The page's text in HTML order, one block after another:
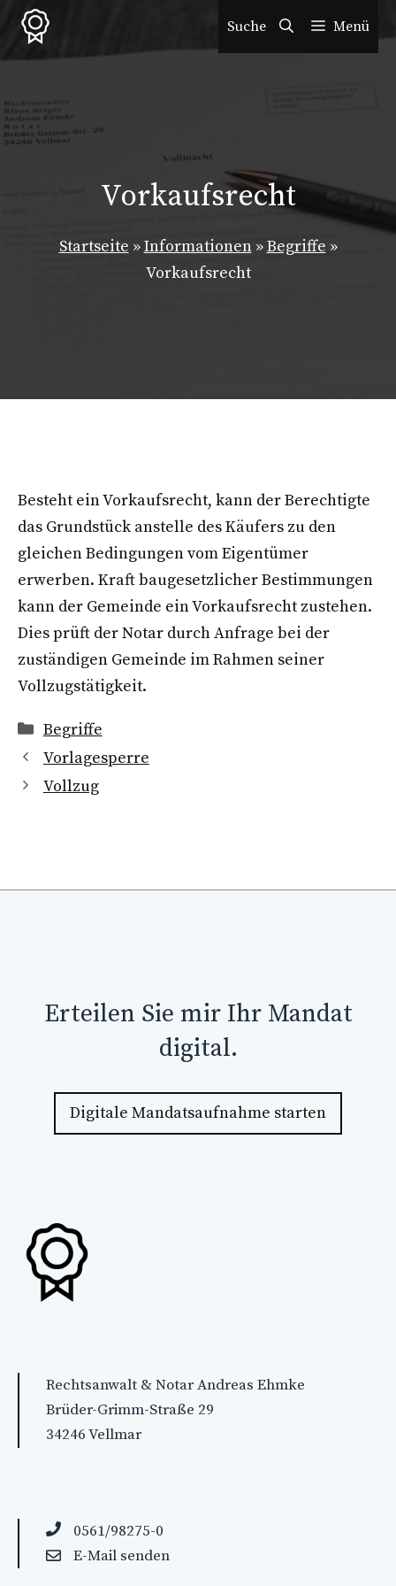
Zum
Inhalt
springen
Suche Menü
Vorkaufsrecht
Startseite »Informationen»Begriffe »
Vorkaufsrecht
Besteht ein Vorkaufsrecht, kann der Berechtigte
das Grundstück anstelle des Käufers zu den
gleichen Bedingungen vom Eigentümer
erwerben. Kraft baugesetzlicher Bestimmungen
kann der Gemeinde ein Vorkaufsrecht zustehen.
Dies prüft der Notar durch Anfrage bei der
zuständigen Gemeinde im Rahmen seiner
Vollzugstätigkeit.
Kategorien
Begriffe
Vorlagesperre
Vollzug
Erteilen Sie mir Ihr Mandat
digital.
Digitale Mandatsaufnahme starten
Rechtsanwalt & Notar Andreas Ehmke
Brüder-Grimm-Straße 29
34246 Vellmar
0561/98275-0
E-Mail senden